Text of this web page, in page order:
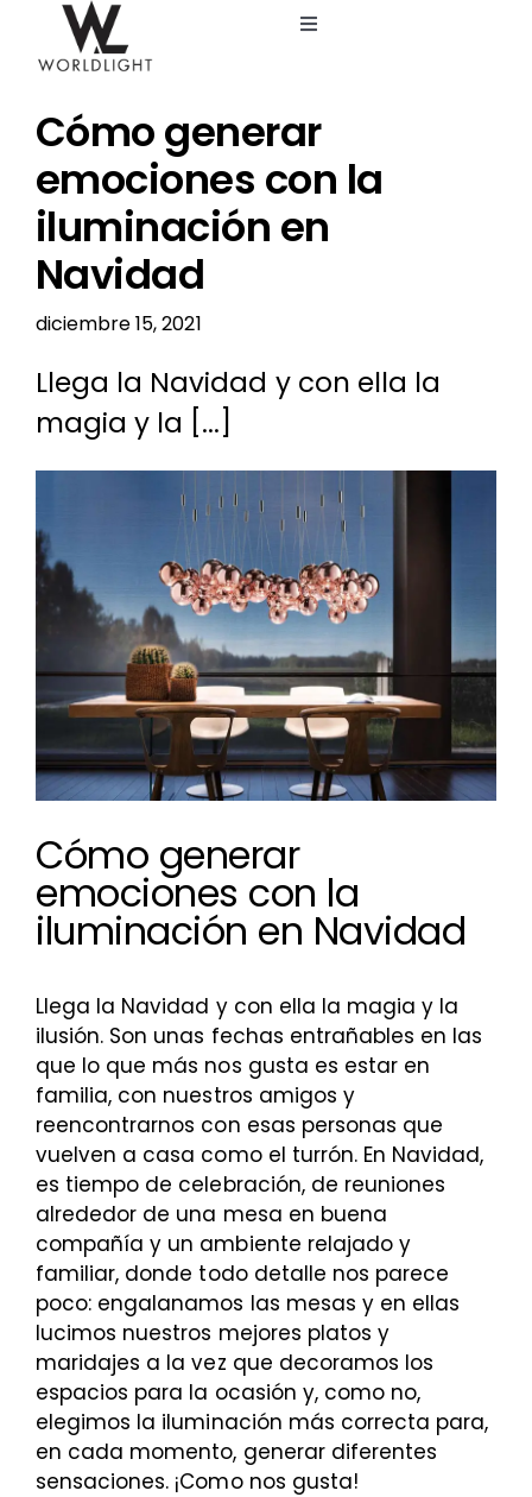
contenido
Toggle
Catálogo
Blog
Nosotros
Cómo generar
emociones con la
iluminación en
Navidad
diciembre 15, 2021
Llega la Navidad y con ella la
magia y la [...]
más
grande
Cómo generar
emociones con la
iluminación en Navidad
Llega la Navidad y con ella la magia y la
ilusión. Son unas fechas entrañables en las
que lo que más nos gusta es estar en
familia, con nuestros amigos y
reencontrarnos con esas personas que
vuelven a casa como el turrón. En Navidad,
es tiempo de celebración, de reuniones
alrededor de una mesa en buena
compañía y un ambiente relajado y
familiar, donde todo detalle nos parece
poco: engalanamos las mesas y en ellas
lucimos nuestros mejores platos y
maridajes a la vez que decoramos los
espacios para la ocasión y, como no,
elegimos la iluminación más correcta para,
en cada momento, generar diferentes
sensaciones. ¡Como nos gusta!